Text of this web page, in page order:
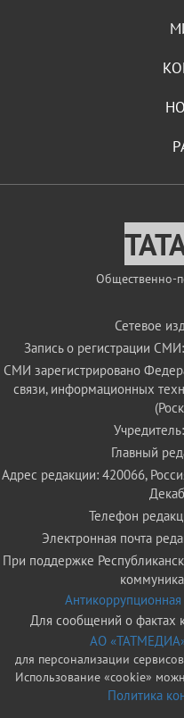
Общественно-
Сетевое
Запись о регистрации
СМИ зарегистрировано
связи, информационных
Главный
Адрес редакции: 420066,
Телефон
Электронная почта
При поддержке
Для сообщений о фактах
АО «ТАТМЕДИА»
для персонализации
Использование «cookie»
Политика